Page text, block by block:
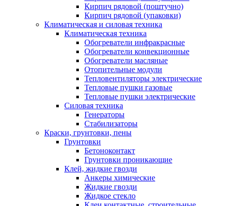
Кирпич рядовой (поштучно)
Кирпич рядовой (упаковки)
Климатическая и силовая техника
Климатическая техника
Обогреватели инфракрасные
Обогреватели конвекционные
Обогреватели масляные
Отопительные модули
Тепловентиляторы электрические
Тепловые пушки газовые
Тепловые пушки электрические
Силовая техника
Генераторы
Стабилизаторы
Краски, грунтовки, пены
Грунтовки
Бетоноконтакт
Грунтовки проникающие
Клей, жидкие гвозди
Анкеры химические
Жидкие гвозди
Жидкое стекло